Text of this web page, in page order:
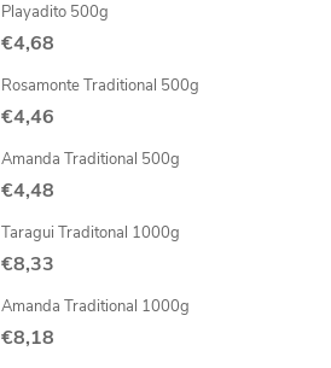
Playadito 500g
€4,68
Rosamonte Traditional 500g
€4,46
Amanda Traditional 500g
€4,48
Taragui Traditonal 1000g
€8,33
Amanda Traditional 1000g
€8,18